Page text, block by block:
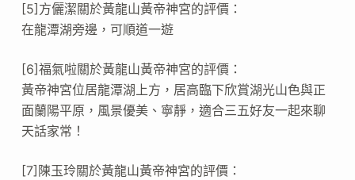
[5]方儷潔關於黃龍山黃帝神宮的評價：
在龍潭湖旁邊，可順道一遊
[6]福氣啦關於黃龍山黃帝神宮的評價：
黃帝神宮位居龍潭湖上方，居高臨下欣賞湖光山色與正
面蘭陽平原，風景優美、寧靜，適合三五好友一起來聊
天話家常！
[7]陳玉玲關於黃龍山黃帝神宮的評價：